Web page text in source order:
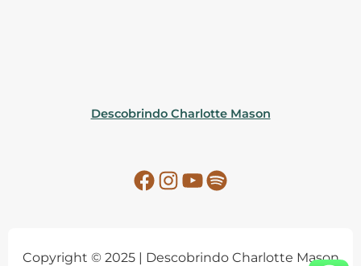
Descobrindo Charlotte Mason
Facebook Instagram YouTube Spotify
Copyright © 2025 | Descobrindo Charlotte Mason